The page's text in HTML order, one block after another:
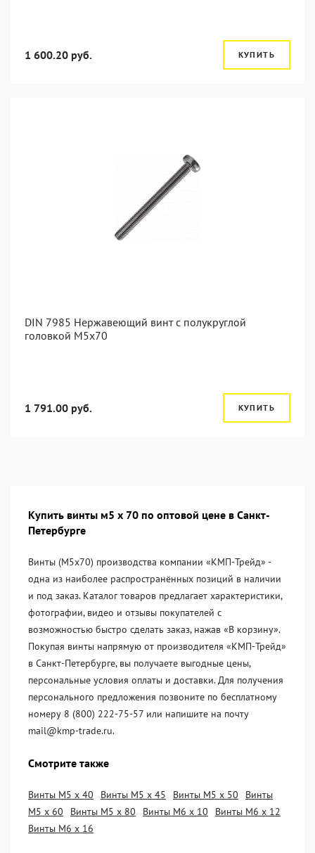
1 600.20 руб. КУПИТЬ
DIN 7985 Нержавеющий винт с полукруглой
головкой М5х70
1 791.00 руб. КУПИТЬ
Купить винты м5 х 70 по оптовой цене в Санкт-
Петербурге
Винты (М5х70) производства компании «KМП-Трейд» -
одна из наиболее распространённых позиций в наличии
и под заказ. Каталог товаров предлагает характеристики,
фотографии, видео и отзывы покупателей с
возможностью быстро сделать заказ, нажав «В корзину».
Покупая винты напрямую от производителя «KМП-Трейд»
в Санкт-Петербурге, вы получаете выгодные цены,
персональные условия оплаты и доставки. Для получения
персонального предложения позвоните по бесплатному
номеру 8 (800) 222-75-57 или напишите на почту
mail@kmp-trade.ru.
Смотрите также
Винты М5 х 40 Винты М5 х 45 Винты М5 х 50
Винты
М5 х 60
Винты М5 х 80 Винты М6 х 10
Винты М6 х 12
Винты М6 х 16